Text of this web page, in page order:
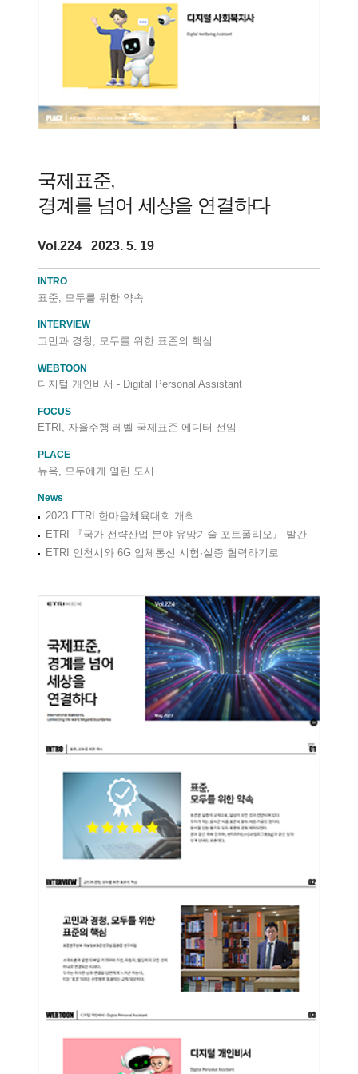
국제표준,
경계를 넘어 세상을 연결하다
Vol.224 2023. 5. 19
INTRO
표준, 모두를 위한 약속
INTERVIEW
고민과 경청, 모두를 위한 표준의 핵심
WEBTOON
디지털 개인비서 - Digital Personal Assistant
FOCUS
ETRI, 자율주행 레벨 국제표준 에디터 선임
PLACE
뉴욕, 모두에게 열린 도시
News
2023 ETRI 한마음체육대회 개최
ETRI 『국가 전략산업 분야 유망기술 포트폴리오』 발간
ETRI 인천시와 6G 입체통신 시험·실증 협력하기로